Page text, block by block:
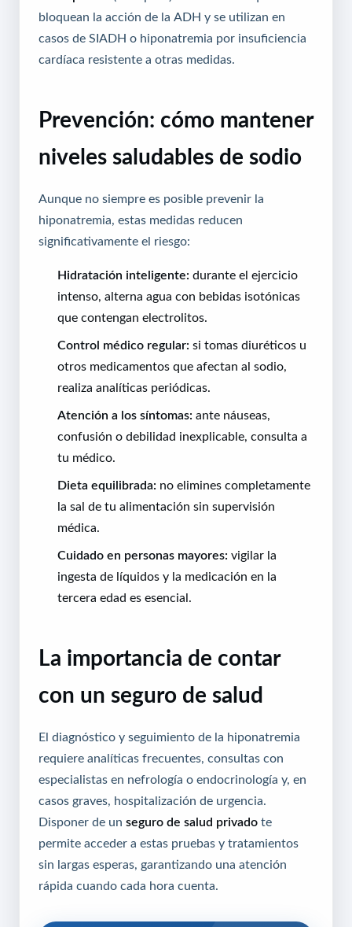
bloquean la acción de la ADH y se utilizan en
casos de SIADH o hiponatremia por insuficiencia
cardíaca resistente a otras medidas.
Prevención: cómo mantener
niveles saludables de sodio
Aunque no siempre es posible prevenir la
hiponatremia, estas medidas reducen
significativamente el riesgo:
Hidratación inteligente: durante el ejercicio
intenso, alterna agua con bebidas isotónicas
que contengan electrolitos.
Control médico regular: si tomas diuréticos u
otros medicamentos que afectan al sodio,
realiza analíticas periódicas.
Atención a los síntomas: ante náuseas,
confusión o debilidad inexplicable, consulta a
tu médico.
Dieta equilibrada: no elimines completamente
la sal de tu alimentación sin supervisión
médica.
Cuidado en personas mayores: vigilar la
ingesta de líquidos y la medicación en la
tercera edad es esencial.
La importancia de contar
con un seguro de salud
El diagnóstico y seguimiento de la hiponatremia
requiere analíticas frecuentes, consultas con
especialistas en nefrología o endocrinología y, en
casos graves, hospitalización de urgencia.
Disponer de un seguro de salud privado te
permite acceder a estas pruebas y tratamientos
sin largas esperas, garantizando una atención
rápida cuando cada hora cuenta.